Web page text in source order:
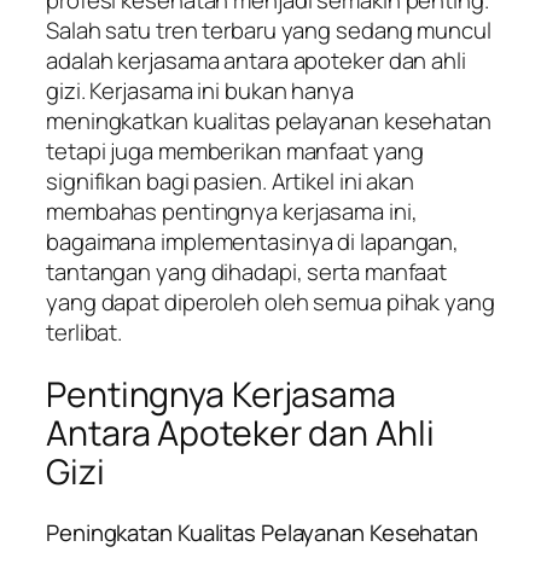
Salah satu tren terbaru yang sedang muncul
adalah kerjasama antara apoteker dan ahli
gizi. Kerjasama ini bukan hanya
meningkatkan kualitas pelayanan kesehatan
tetapi juga memberikan manfaat yang
signifikan bagi pasien. Artikel ini akan
membahas pentingnya kerjasama ini,
bagaimana implementasinya di lapangan,
tantangan yang dihadapi, serta manfaat
yang dapat diperoleh oleh semua pihak yang
terlibat.
Pentingnya Kerjasama
Antara Apoteker dan Ahli
Gizi
Peningkatan Kualitas Pelayanan Kesehatan